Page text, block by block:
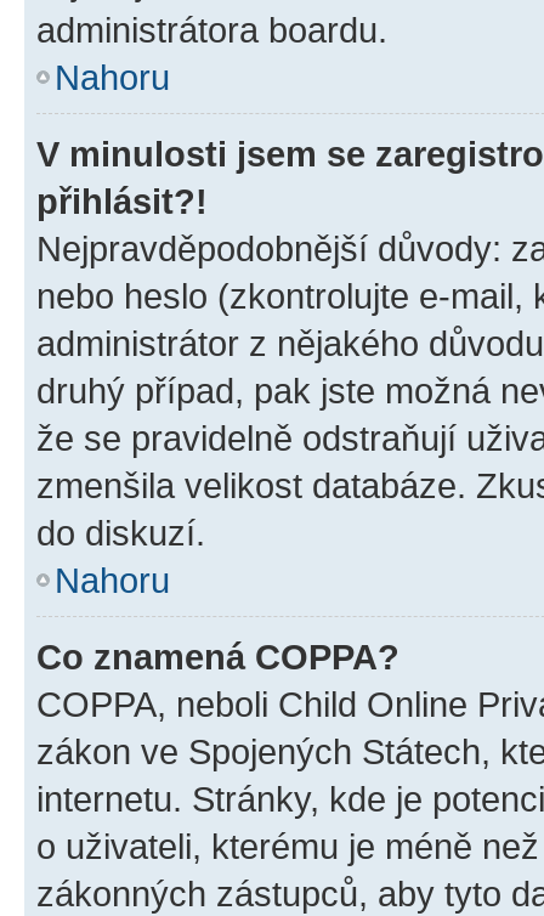
administrátora boardu.
Nahoru
V minulosti jsem se
přihlásit?!
Nejpravděpodobnější důvody:
nebo heslo (zkontrolujte e-
administrátor z nějakého
druhý případ, pak jste možná
že se pravidelně odstraňují
zmenšila velikost databáze.
do diskuzí.
Nahoru
Co znamená COPPA?
COPPA, neboli Child Online
zákon ve Spojených Státech,
internetu. Stránky, kde je
o uživateli, kterému je méně
zákonných zástupců, aby tyto